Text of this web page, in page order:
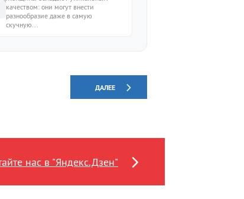
качеством: они могут внести
разнообразие даже в самую
скучную...
ДАЛЕЕ
нас в "Яндекс.Дзен"